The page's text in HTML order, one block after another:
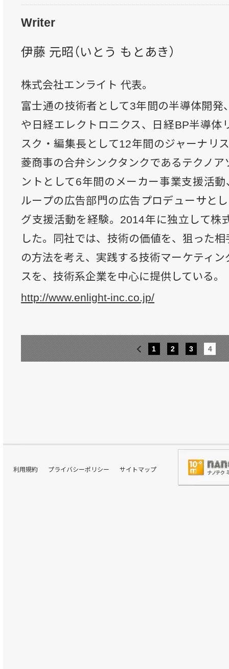
Writer
伊藤 元昭（いとう もとあき）
株式会社エンライト 代表。
富士通の技術者として3年間の半導体開発
や日経エレクトロニクス、日経BP半導体
スク・編集長として12年間のジャーナリ
菱商事の合弁シンクタンクであるテクノ
ントとして6年間のメーカー事業支援活
ループの広告部門の広告プロデューサと
グ支援活動を経験。2014年に独立して株
した。同社では、技術の価値を、狙った
の方法を考え、実践する技術マーケティ
スを、技術系企業を中心に提供している。
http://www.enlight-inc.co.jp/
1 2 3 4
利用規約 プライバシーポリシー サイトマップ